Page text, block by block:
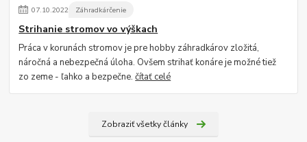
07.10.2022 Záhradkárčenie
Strihanie stromov vo výškach
Práca v korunách stromov je pre hobby záhradkárov zložitá,
náročná a nebezpečná úloha. Ovšem strihať konáre je možné tiež
zo zeme - ľahko a bezpečne.čítať celé
Zobraziť všetky články